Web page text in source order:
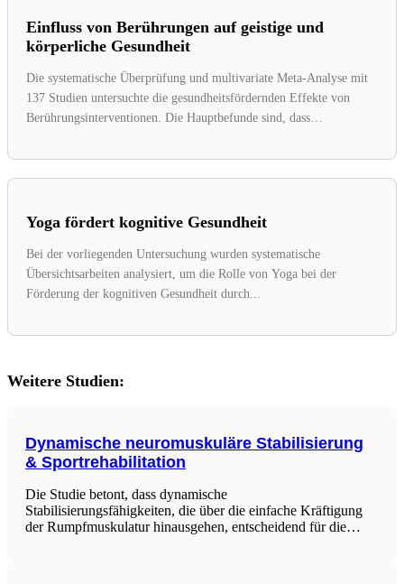
Einfluss von Berührungen auf geistige und
körperliche Gesundheit
Die systematische Überprüfung und multivariate Meta-Analyse mit
137 Studien untersuchte die gesundheitsfördernden Effekte von
Berührungsinterventionen. Die Hauptbefunde sind, dass
Yoga fördert kognitive Gesundheit
Bei der vorliegenden Untersuchung wurden systematische
Übersichtsarbeiten analysiert, um die Rolle von Yoga bei der
Förderung der kognitiven Gesundheit durch...
Weitere Studien:
Dynamische neuromuskuläre Stabilisierung
& Sportrehabilitation
Die Studie betont, dass dynamische
Stabilisierungsfähigkeiten, die über die einfache Kräftigung
der Rumpfmuskulatur hinausgehen, entscheidend für die